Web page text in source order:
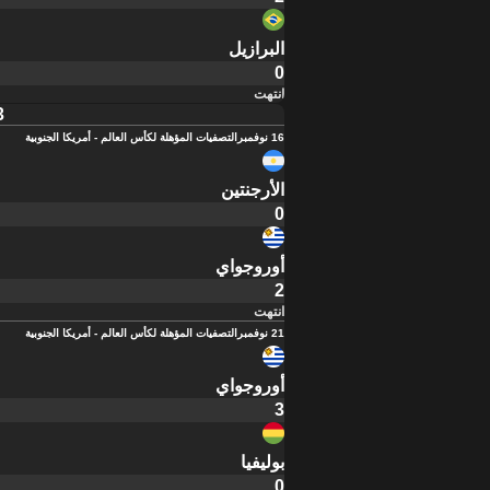
البرازيل
0
انتهت
16 نوفمبر التصفيات المؤهلة لكأس العالم - أمريكا الجنوبية
الأرجنتين
0
أوروجواي
2
انتهت
21 نوفمبر التصفيات المؤهلة لكأس العالم - أمريكا الجنوبية
أوروجواي
3
بوليفيا
0